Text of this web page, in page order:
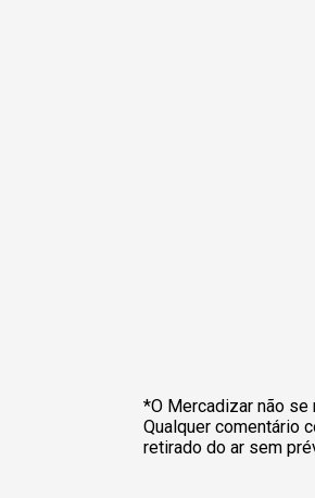
*O Mercadizar não
Qualquer comentário
retirado do ar sem